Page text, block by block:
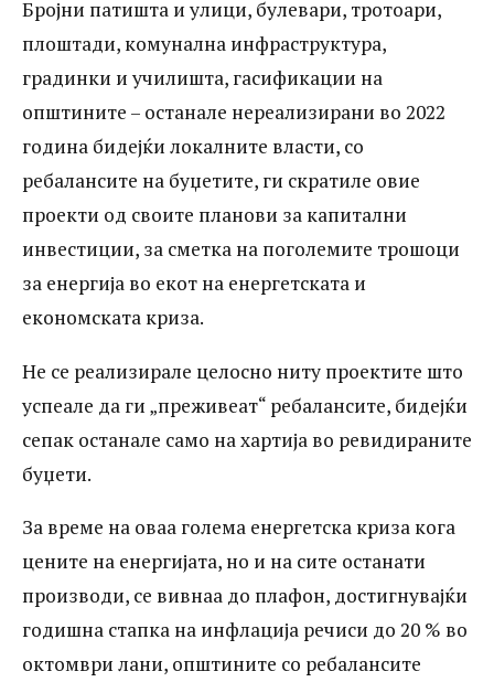
власти, со ребалансите на буџетите, ги
скратиле овие проекти од своите
планови за капитални инвестиции, за
сметка на поголемите трошоци за
енергија во екот на енергетската и
економската криза. Не се реализирале
целосно ниту проектите што успеале да
ги „преживеат“ ребалансите, бидејќи
ревидираните буџети. За време на оваа
голема енергетска криза кога цените на
енергијата, но и на сите останати
достигнувајќи годишна стапка на
инфлација речиси до 20 % во октомври
лани, општините со ребалансите
всушност ги зголемиле своите планови
Бројни патишта и улици, булевари, тротоари,
плоштади, комунална инфраструктура,
градинки и училишта, гасификации на
општините – останале нереализирани во 2022
година бидејќи локалните власти, со
ребалансите на буџетите, ги скратиле овие
проекти од своите планови за капитални
инвестиции, за сметка на поголемите трошоци
за енергија во екот на енергетската и
економската криза.
Не се реализирале целосно ниту проектите што
успеале да ги „преживеат“ ребалансите, бидејќи
сепак останале само на хартија во ревидираните
буџети.
За време на оваа голема енергетска криза кога
цените на енергијата, но и на сите останати
производи, се вивнаа до плафон, достигнувајќи
годишна стапка на инфлација речиси до 20 % во
октомври лани, општините со ребалансите